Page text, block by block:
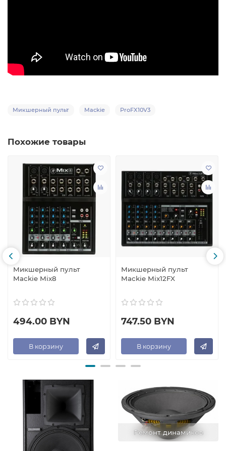
Микшерный пульт Mackie ProFX10V3
Похожие товары
Микшерный пульт
Mackie Mix8
494.00 BYN
В корзину
Микшерный пульт
Mackie Mix12FX
747.50 BYN
В корзину
Ремонт динамиков